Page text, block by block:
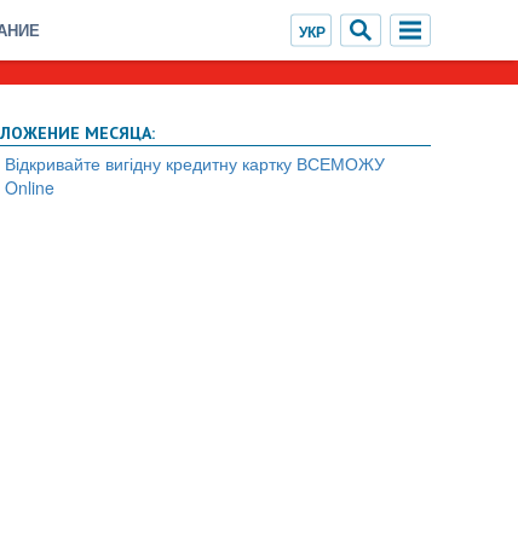
МЕСЯЦА:
Відкривайте вигідну кредитну картку ВСЕМОЖУ
Online